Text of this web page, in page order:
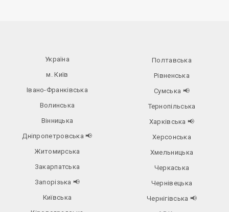
Україна
м. Київ
Івано-Франківська
Волинська
Вінницька
Дніпропетровська📢
Житомирська
Закарпатська
Запорізька 📢
Київська
Полтавська
Рівненська
Сумська 📢
Тернопільська
Харківська 📢
Херсонська
Хмельницька
Черкаська
Чернівецька
Чернігівська 📢